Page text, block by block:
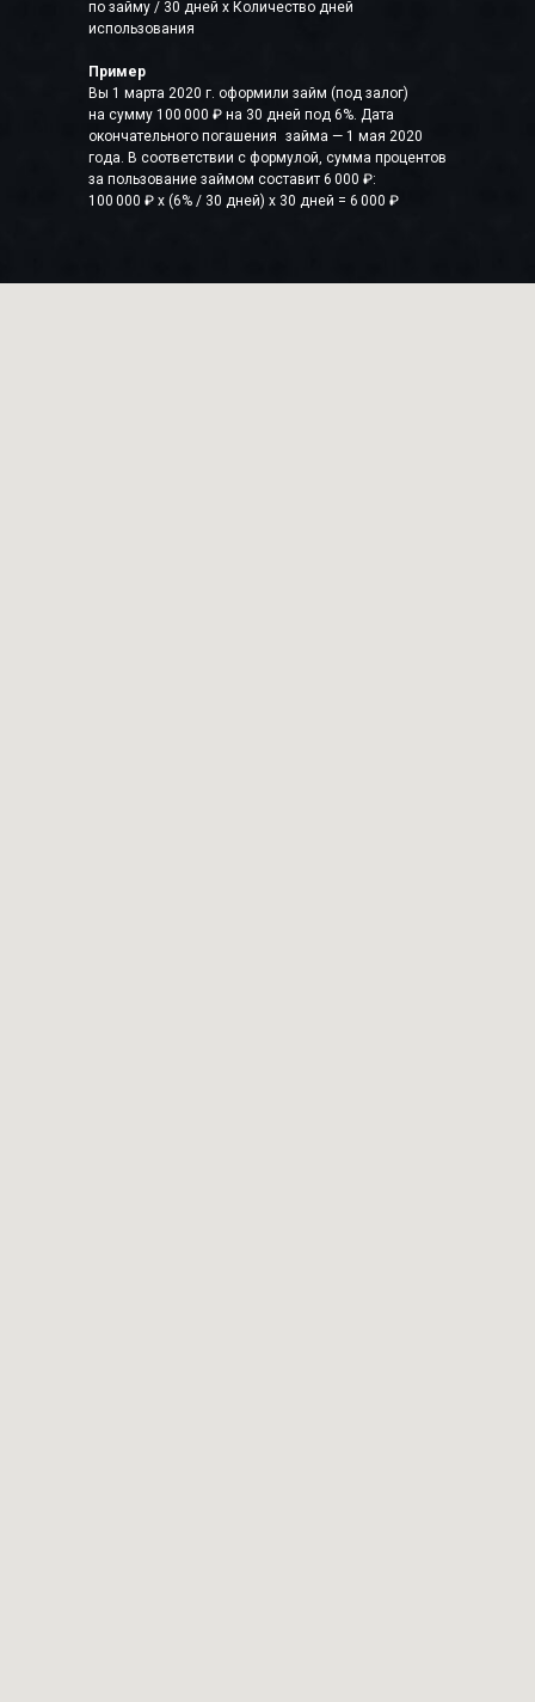
по займу / 30 дней x Количество дней
использования
Пример
Вы 1 марта 2020 г. оформили займ (под залог)
на сумму 100 000 ₽ на 30 дней под 6%. Дата
окончательного погашения займа — 1 мая 2020
года. В соответствии с формулой, сумма процентов
за пользование займом составит 6 000 ₽:
100 000 ₽ x (6% / 30 дней) x 30 дней = 6 000 ₽